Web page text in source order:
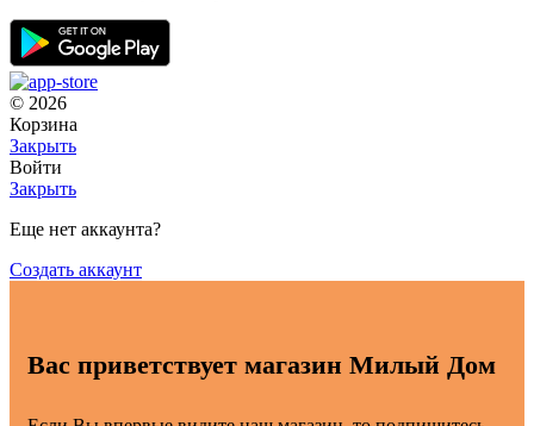
© 2026
Корзина
Закрыть
Войти
Закрыть
Еще нет аккаунта?
Создать аккаунт
Вас приветствует магазин Милый Дом